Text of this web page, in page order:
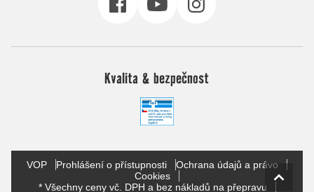
Kvalita & bezpečnost
VOP Prohlášení o přístupnosti
Ochrana údajů a právo
Cookies
* Všechny ceny vč. DPH a bez nákladů na přepravu